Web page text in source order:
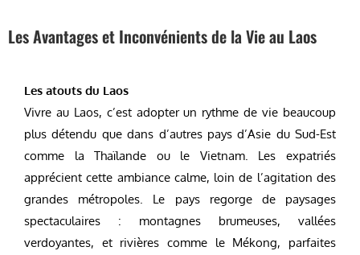
Les Avantages et Inconvénients de la Vie au Laos
Les atouts du Laos
Vivre au Laos, c’est adopter un rythme de vie beaucoup
plus détendu que dans d’autres pays d’Asie du Sud-Est
comme la Thaïlande ou le Vietnam. Les expatriés
apprécient cette ambiance calme, loin de l’agitation des
grandes métropoles. Le pays regorge de paysages
spectaculaires : montagnes brumeuses, vallées
verdoyantes, et rivières comme le Mékong, parfaites